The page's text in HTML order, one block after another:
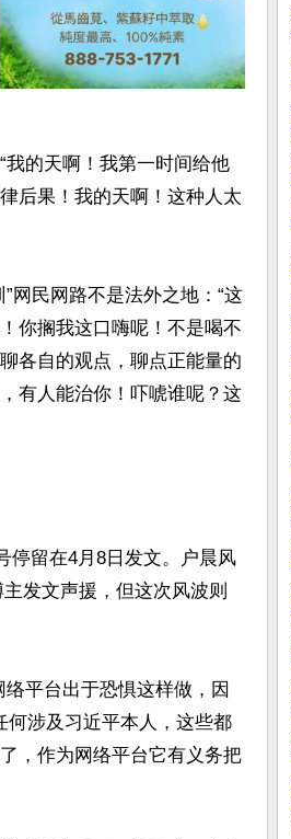
的天啊！我第一时间给他
后果！我的天啊！这种人太
网民网路不是法外之地：“这
你搁我这口嗨呢！不是喝不
各自的观点，聊点正能量的
有人能治你！吓唬谁呢？这
停留在4月8日发文。户晨风
发文声援，但这次风波则
平台出于恐惧这样做，因
何涉及习近平本人，这些都
，作为网络平台它有义务把